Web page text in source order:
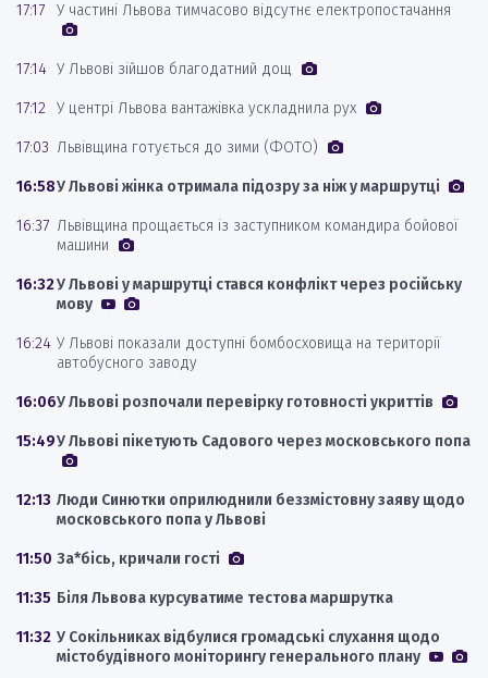
17:17 У частині Львова тимчасово відсутнє електропостачання
17:14 У Львові зійшов благодатний дощ
17:12 У центрі Львова вантажівка ускладнила рух
17:03 Львівщина готується до зими (ФОТО)
16:58У Львові жінка отримала підозру за ніж у маршрутці
16:37 Львівщина прощається із заступником командира бойової
машини
16:32У Львові у маршрутці стався конфлікт через російську
мову
16:24 У Львові показали доступні бомбосховища на території
автобусного заводу
16:06У Львові розпочали перевірку готовності укриттів
15:49У Львові пікетують Садового через московського попа
12:13 Люди Синютки оприлюднили беззмістовну заяву щодо
московського попа у Львові
11:50 За*бісь, кричали гості
11:35 Біля Львова курсуватиме тестова маршрутка
11:32 У Сокільниках відбулися громадські слухання щодо
містобудівного моніторингу генерального плану